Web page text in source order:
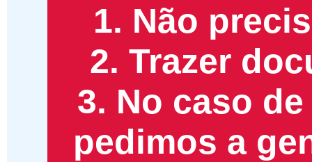
1. Não
2. Trazer
3. No caso
pedimos a